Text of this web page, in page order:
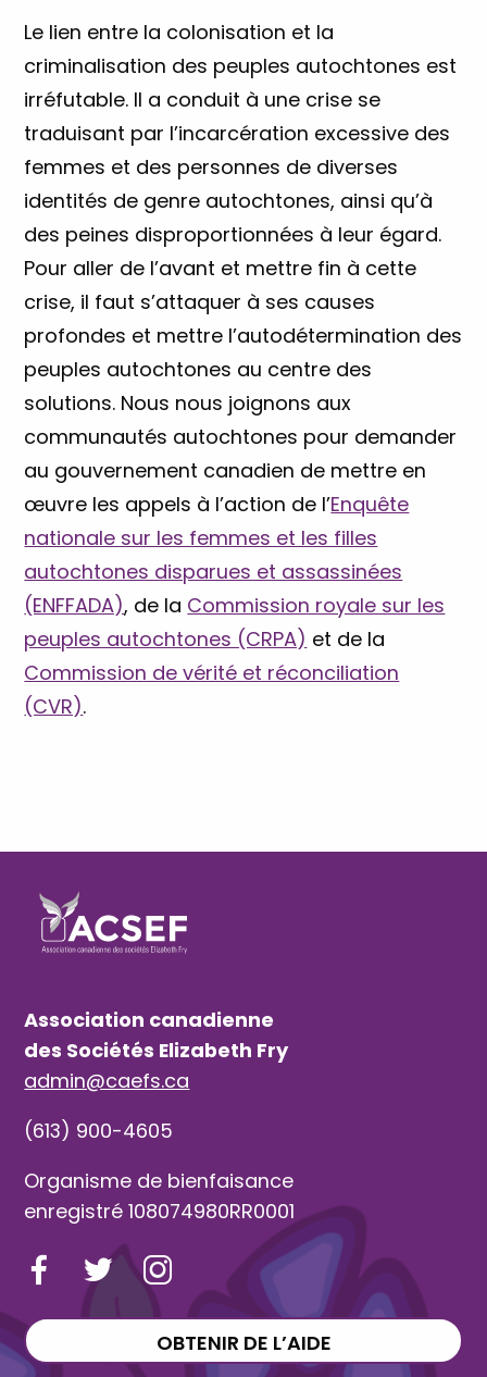
Le lien entre la colonisation et la
criminalisation des peuples autochtones est
irréfutable. Il a conduit à une crise se
traduisant par l’incarcération excessive des
femmes et des personnes de diverses
identités de genre autochtones, ainsi qu’à
des peines disproportionnées à leur égard.
Pour aller de l’avant et mettre fin à cette
crise, il faut s’attaquer à ses causes
profondes et mettre l’autodétermination des
peuples autochtones au centre des
solutions. Nous nous joignons aux
communautés autochtones pour demander
au gouvernement canadien de mettre en
œuvre les appels à l’action de l’Enquête
nationale sur les femmes et les filles
autochtones disparues et assassinées
(ENFFADA), de la Commission royale sur les
peuples autochtones (CRPA) et de la
Commission de vérité et réconciliation
(CVR).
Association canadienne
des Sociétés Elizabeth Fry
admin@caefs.ca
(613) 900-4605
Organisme de bienfaisance
enregistré 108074980RR0001
OBTENIR DE L’AIDE